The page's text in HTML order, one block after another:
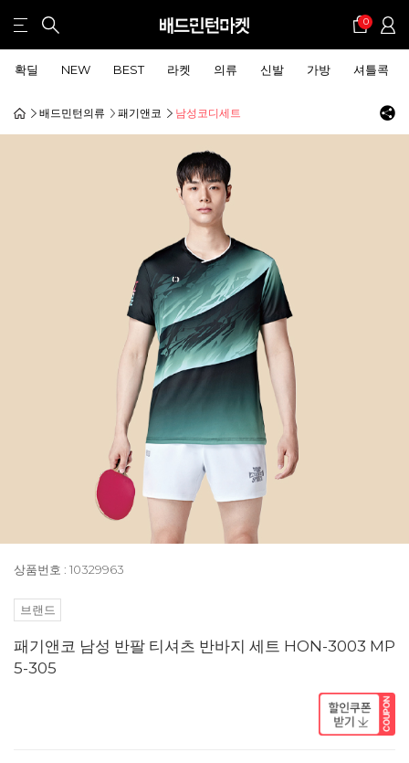
0
확딜 NEW BEST 라켓 의류 신발 가방 셔틀콕
배드민턴의류 패기앤코 남성코디세트
상품번호 : 10329963
브랜드
패기앤코 남성 반팔 티셔츠 반바지 세트 HON-3003 MP
5-305